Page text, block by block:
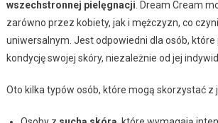
wszechstronnej pielęgnacji . Dream Cream
zarówno przez kobiety, jak i mężczyzn, co
uniwersalnym. Jest odpowiedni dla osób, które
kondycję swojej skóry, niezależnie od jej
Oto kilka typów osób, które mogą skorzystać z